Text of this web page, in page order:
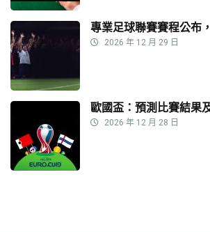
專業足球聯賽賽程公布
2026 年 12 月 29 日
歐國盃：預測比賽結果
2026 年 12 月 28 日